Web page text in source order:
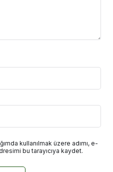
kullanılmak üzere adımı, e-
bu tarayıcıya kaydet.